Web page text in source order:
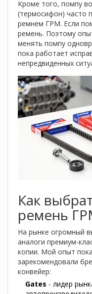
Кроме того, помпу
(термосифон) часто
ремнем ГРМ. Если
ремень. Поэтому
менять помпу
пока работает
непредвиденных
Как
ремень
На рынке огромный
аналоги премиум-
копии. Мой опыт
зарекомендовали
конвейер:
Gates - лидер